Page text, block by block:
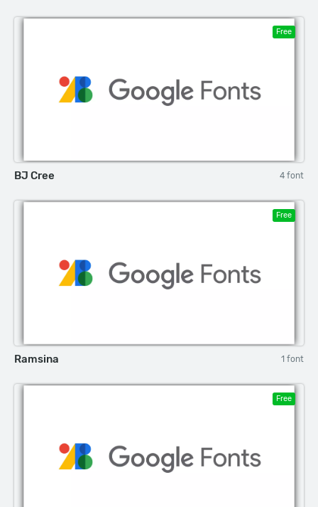
Free
BJ Cree 4 font
Free
Ramsina 1 font
Free